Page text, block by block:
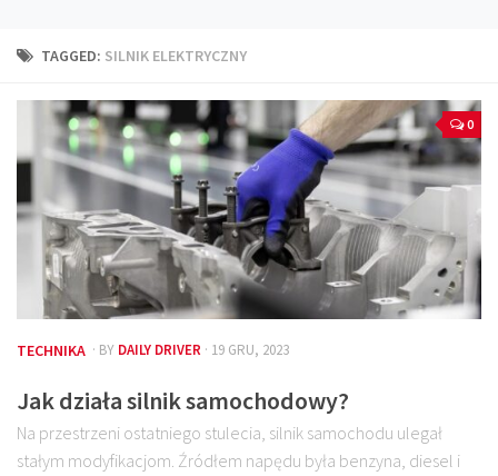
Technika jazdy
Kalkulatory
Przelicznik mocy
Auto z niemiec
Galerie
TAGGED: SILNIK ELEKTRYCZNY
0
TECHNIKA · BY DAILY DRIVER · 19 GRU, 2023
Jak działa silnik samochodowy?
Na przestrzeni ostatniego stulecia, silnik samochodu ulegał
stałym modyfikacjom. Źródłem napędu była benzyna, diesel i